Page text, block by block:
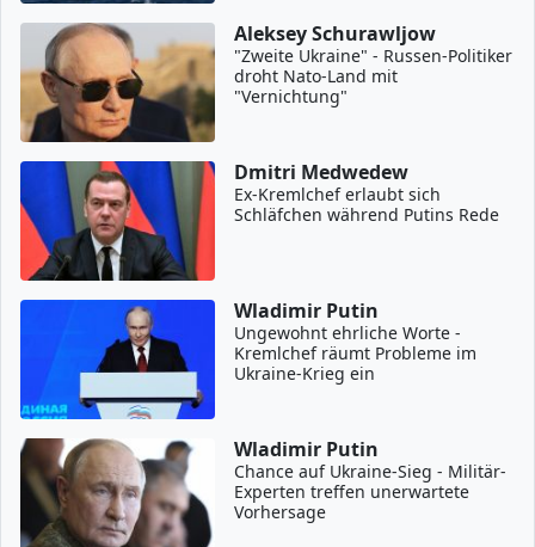
Aleksey Schurawljow
"Zweite Ukraine" - Russen-Politiker
droht Nato-Land mit
"Vernichtung"
Dmitri Medwedew
Ex-Kremlchef erlaubt sich
Schläfchen während Putins Rede
Wladimir Putin
Ungewohnt ehrliche Worte -
Kremlchef räumt Probleme im
Ukraine-Krieg ein
Wladimir Putin
Chance auf Ukraine-Sieg - Militär-
Experten treffen unerwartete
Vorhersage